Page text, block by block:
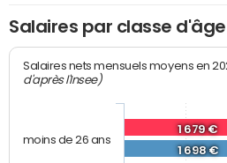
Salaires par classe
Salaires nets mensuels moyens en
d'après l'Insee)
1 679 €
1 698 €
moins de 26 ans